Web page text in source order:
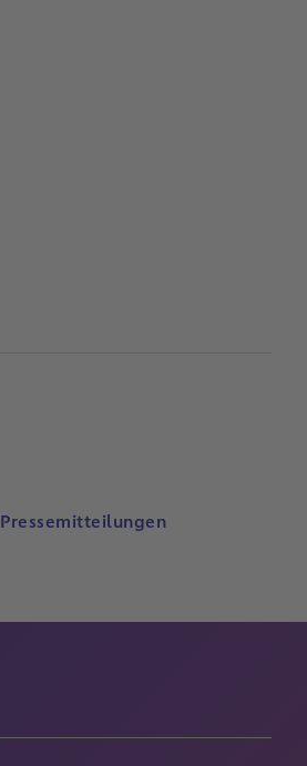
Pressemitteilungen